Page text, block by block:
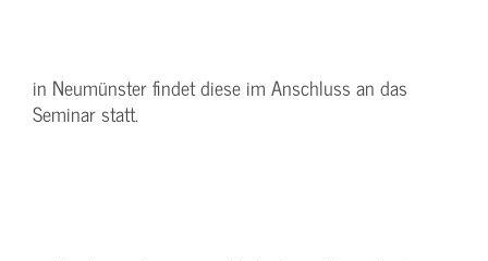
in Neumünster findet diese im Anschluss an das
Seminar statt.